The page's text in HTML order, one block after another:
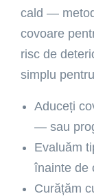
cald —
covoare
risc de
simplu
Aduceți
— sau
Evaluăm
înainte de
Curățăm